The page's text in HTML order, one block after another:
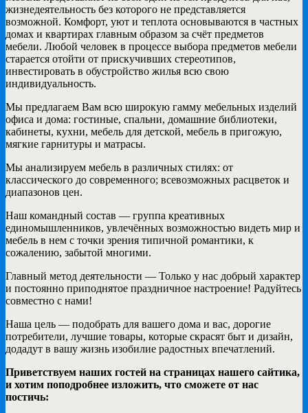
жизнедеятельность без которого не представляется
возможной. Комфорт, уют и теплота основываются в частных
домах и квартирах главным образом за счёт предметов
мебели. Любой человек в процессе выбора предметов мебели
старается отойти от прискучивших стереотипов,
инвестировать в обустройство жилья всю свою
индивидуальность.
Мы предлагаем Вам всю широкую гамму мебельных изделий
офиса и дома: гостиные, спальни, домашние библиотеки,
кабинеты, кухни, мебель для детской, мебель в пригожую,
мягкие гарнитуры и матрасы.
Мы анализируем мебель в различных стилях: от
классического до современного; всевозможных расцветок и
диапазонов цен.
Наш командный состав — группа креативных
единомышленников, увлечённых возможностью видеть мир и
мебель в нем с точки зрения типичной романтики, к
сожалению, забытой многими.
Главный метод деятельности — Только у нас добрый характер
и постоянно приподнятое праздничное настроение! Радуйтесь
совместно с нами!
Наша цель — подобрать для вашего дома и вас, дорогие
потребители, лучшие товары, которые скрасят быт и дизайн,
додадут в вашу жизнь изобилие радостных впечатлений.
Приветствуем наших гостей на страницах нашего сайтика,
и хотим поподробнее изложить, что сможете от нас
постичь: